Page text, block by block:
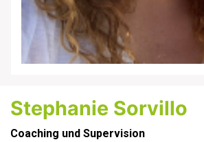
Stephanie Sorvillo
Coaching und Supervision